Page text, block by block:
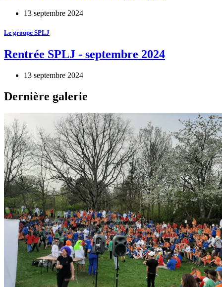
13 septembre 2024
Le groupe SPLJ
Rentrée SPLJ - septembre 2024
13 septembre 2024
Dernière galerie